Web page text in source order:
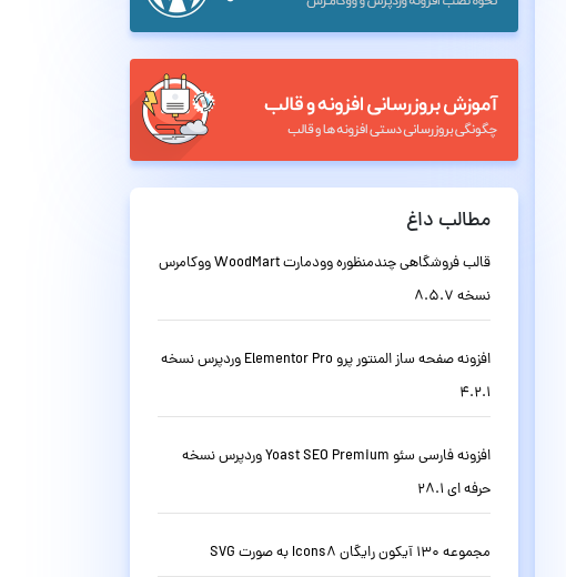
مطالب داغ
قالب فروشگاهی چندمنظوره وودمارت WoodMart ووکامرس
نسخه 8.5.7
افزونه صفحه ساز المنتور پرو Elementor Pro وردپرس نسخه
4.2.1
افزونه فارسی سئو Yoast SEO Premium وردپرس نسخه
حرفه ای 28.1
مجموعه 130 آیکون رایگان Icons8 به صورت SVG